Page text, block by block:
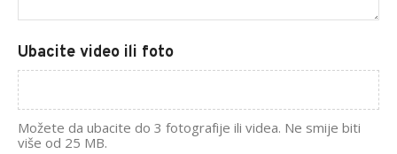
Ubacite video ili foto
Možete da ubacite do 3 fotografije ili videa. Ne smije biti
više od 25 MB.